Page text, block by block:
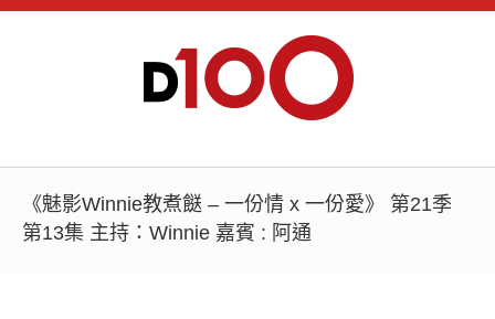
《魅影Winnie教煮餸 – 一份情 x 一份愛》 第21季
第13集 主持：Winnie 嘉賓 : 阿通